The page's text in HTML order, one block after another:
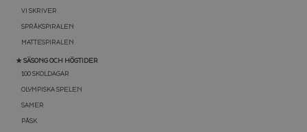
VI SKRIVER
SPRÅKSPIRALEN
MATTESPIRALEN
★ SÄSONG OCH HÖGTIDER
100 SKOLDAGAR
OLYMPISKA SPELEN
SAMER
PÅSK